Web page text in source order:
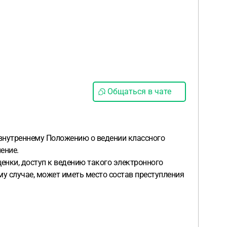
Общаться в чате
Положению о ведении классного
доступ к ведению такого электронного
случае, может иметь место состав преступления